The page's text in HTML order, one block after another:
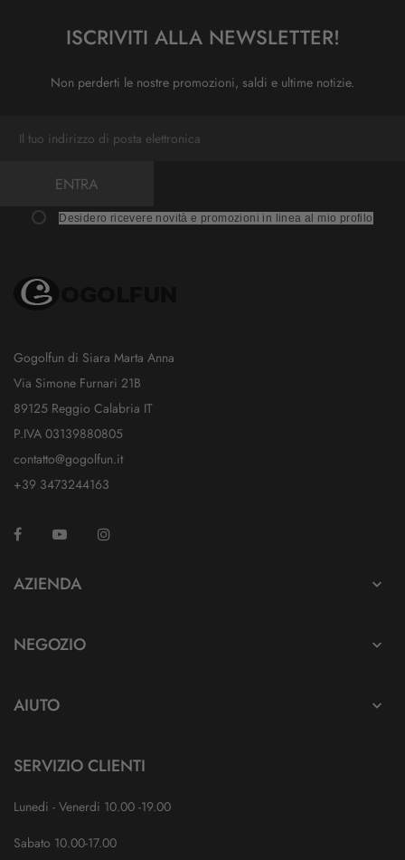
ISCRIVITI ALLA NEWSLETTER!
Non perderti le nostre promozioni, saldi e ultime notizie.
ENTRA
Desidero ricevere novità e promozioni in linea al mio profilo
Gogolfun di Siara Marta Anna
Via Simone Furnari 21B
89125 Reggio Calabria IT
P.IVA 03139880805
contatto@gogolfun.it
+39 3473244163
Facebook YouTube
AZIENDA 
NEGOZIO 
AIUTO 
SERVIZIO CLIENTI
Lunedi - Venerdi 10.00 -19.00
Sabato 10.00-17.00